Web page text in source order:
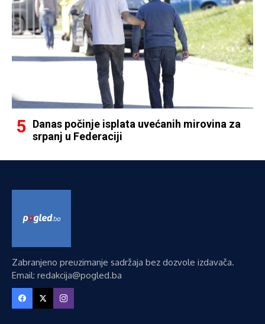
Danas počinje isplata uvećanih mirovina za
srpanj u Federaciji
Zabranjeno preuzimanje sadržaja bez dozvole izdavača.
Email: redakcija@pogled.ba